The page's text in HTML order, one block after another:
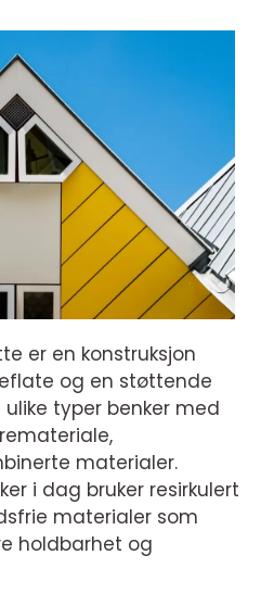
er en konstruksjon
og en støttende
typer benker med
materialer.
i dag bruker resirkulert
materialer som
holdbarhet og